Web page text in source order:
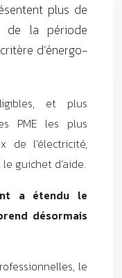
plus de
de la période
d’énergo-
et plus
PME les plus
de l’électricité,
guichet d’aide.
a étendu le
désormais
le